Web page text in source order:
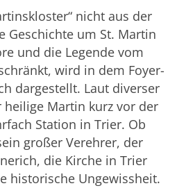
nicht aus der
Geschichte um St. Martin
und die Legende vom
wird in dem Foyer-
dargestellt. Laut diverser
heilige Martin kurz vor der
Station in Trier. Ob
großer Verehrer, der
die Kirche in Trier
historische Ungewissheit.